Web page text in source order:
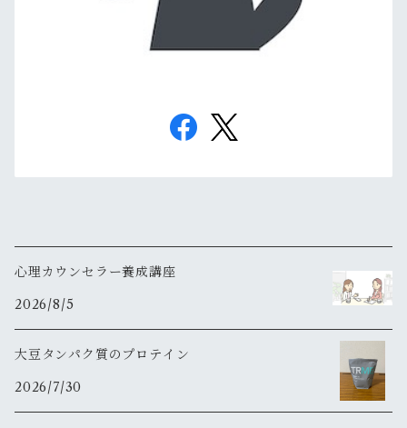
心理カウンセラー養成講座
2026/8/5
大豆タンパク質のプロテイン
2026/7/30